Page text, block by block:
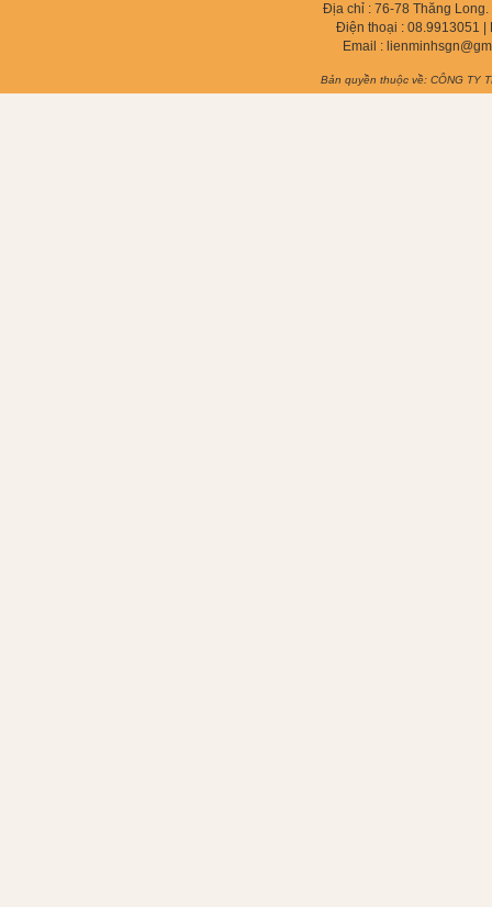
Địa chỉ : 76-78 Thăng
Điện thoại : 08.9913051
Email :
Bản quyền thuộc về: CÔNG TY